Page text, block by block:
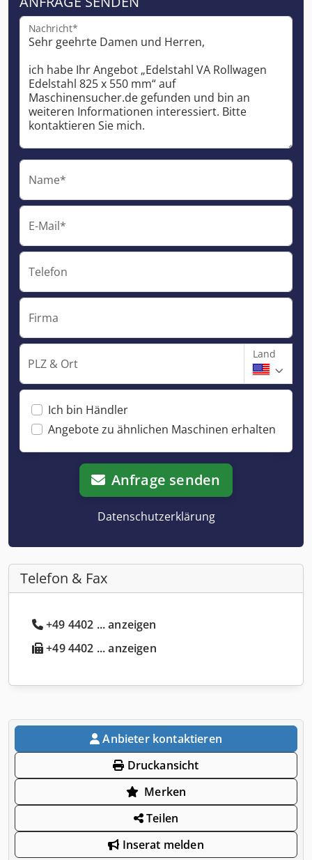
Nachricht*
Name*
E-Mail*
Telefon
Firma
PLZ & Ort
Land
Ich bin Händler
Angebote zu ähnlichen Maschinen erhalten
Anfrage senden
Datenschutzerklärung
Telefon & Fax
+49 4402 ... anzeigen
+49 4402 ... anzeigen
Anbieter kontaktieren
Druckansicht
Merken
Teilen
Inserat melden